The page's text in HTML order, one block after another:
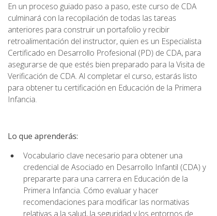
En un proceso guiado paso a paso, este curso de CDA
culminará con la recopilación de todas las tareas
anteriores para construir un portafolio y recibir
retroalimentación del instructor, quien es un Especialista
Certificado en Desarrollo Profesional (PD) de CDA, para
asegurarse de que estés bien preparado para la Visita de
Verificación de CDA. Al completar el curso, estarás listo
para obtener tu certificación en Educación de la Primera
Infancia.
Lo que aprenderás:
Vocabulario clave necesario para obtener una
credencial de Asociado en Desarrollo Infantil (CDA) y
prepararte para una carrera en Educación de la
Primera Infancia. Cómo evaluar y hacer
recomendaciones para modificar las normativas
relativas a la salud, la seguridad y los entornos de